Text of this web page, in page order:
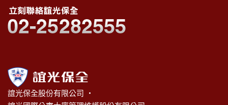
誼光保全股份有限公司 ‧